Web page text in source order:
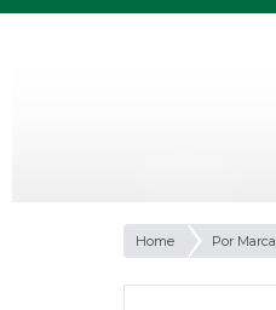
Home Por Marca